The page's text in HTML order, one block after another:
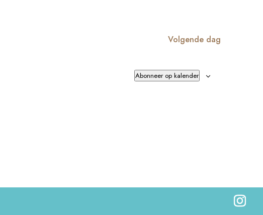
Volgende dag
Abonneer op kalender